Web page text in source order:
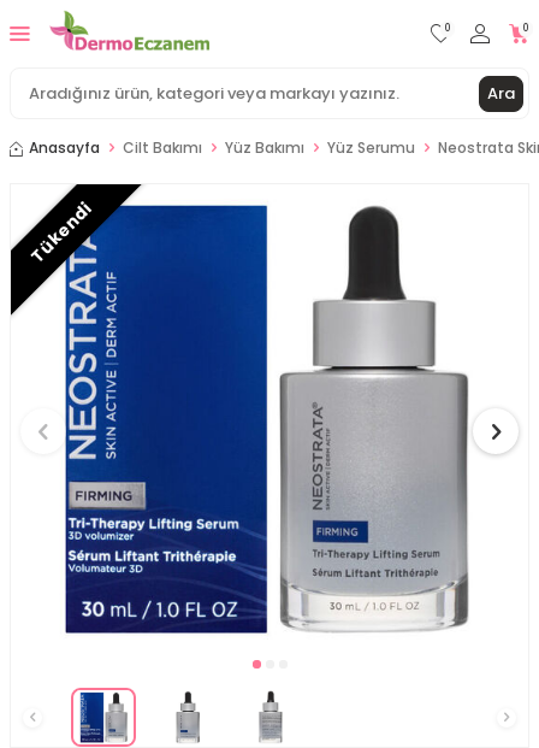
Ara
0 0
Anasayfa Cilt Bakımı Yüz Bakımı Yüz Serumu Neostrata
Tükendi